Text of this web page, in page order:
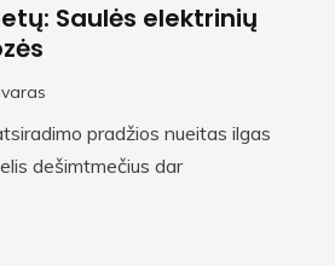
Saulės elektrinių
pradžios nueitas ilgas
dešimtmečius dar